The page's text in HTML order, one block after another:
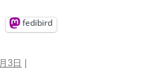
fedibird
3日